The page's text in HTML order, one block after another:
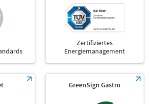
Zertifiziertes
Energiemanagement
GreenSign Gastro